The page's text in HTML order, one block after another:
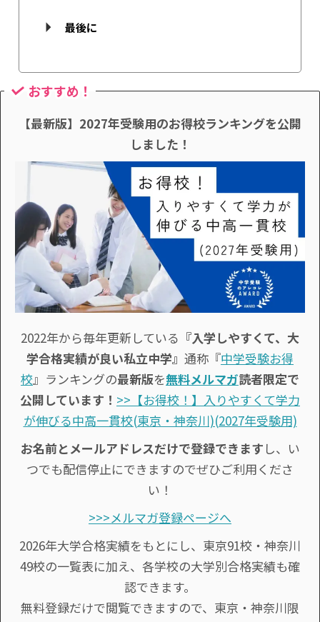
最後に
おすすめ！
【最新版】2027年受験用のお得校ランキングを公開
しました！
2022年から毎年更新している 『入学しやすくて、大
学合格実績が良い私立中学』 通称『中学受験お得
校』ランキングの最新版を無料メルマガ読者限定で
公開しています！ >>【お得校！】入りやすくて学力
が伸びる中高一貫校(東京・神奈川)(2027年受験用)
お名前とメールアドレスだけで登録できます し、い
つでも配信停止にできますのでぜひご利用くださ
い！
>>>メルマガ登録ページへ
2026年大学合格実績をもとにし、東京91校・神奈川
49校の一覧表に加え、各学校の大学別合格実績も確
認できます。
無料登録だけで閲覧できますので、東京・神奈川限